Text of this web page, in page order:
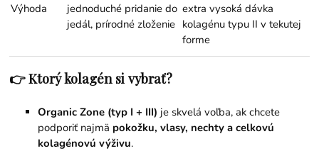
Výhoda
jednoduché pridanie do
jedál, prírodné zloženie
extra vysoká dávka
kolagénu typu II v tekutej
forme
👉 Ktorý kolagén si vybrať?
Organic Zone (typ I + III) je skvelá voľba, ak chcete
podporiť najmä pokožku, vlasy, nechty a celkovú
kolagénovú výživu.